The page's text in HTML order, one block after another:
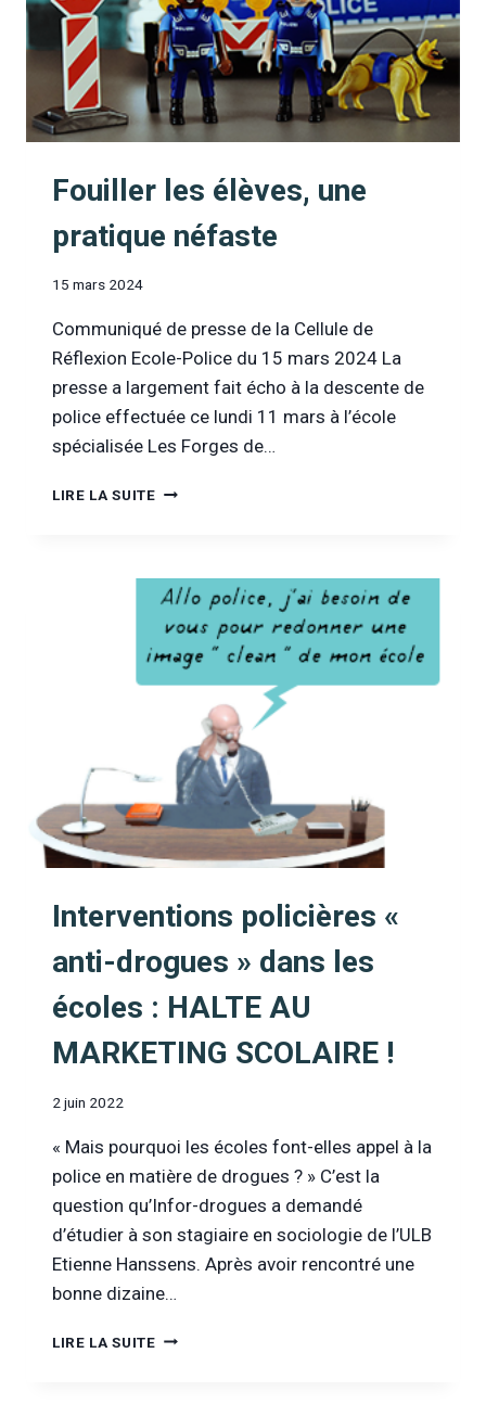
Fouiller les élèves, une
pratique néfaste
15 mars 2024
Communiqué de presse de la Cellule de
Réflexion Ecole-Police du 15 mars 2024 La
presse a largement fait écho à la descente de
police effectuée ce lundi 11 mars à l’école
spécialisée Les Forges de…
LIRE LA SUITEFOUILLER
PRATIQUE
NÉFASTE
Interventions policières «
anti-drogues » dans les
écoles : HALTE AU
MARKETING SCOLAIRE !
2 juin 2022
« Mais pourquoi les écoles font-elles appel à la
police en matière de drogues ? » C’est la
question qu’Infor-drogues a demandé
d’étudier à son stagiaire en sociologie de l’ULB
Etienne Hanssens. Après avoir rencontré une
bonne dizaine…
LIRE LA SUITEINTERVENTIONS